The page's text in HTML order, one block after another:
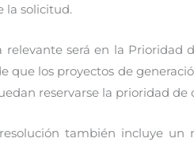
la solicitud.
será en la Prioridad
que los proyectos de
reservarse la prioridad
también incluye